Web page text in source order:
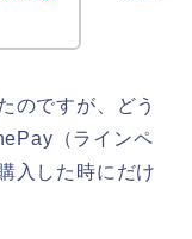
のですが、どう
（ラインペ
入した時にだけ